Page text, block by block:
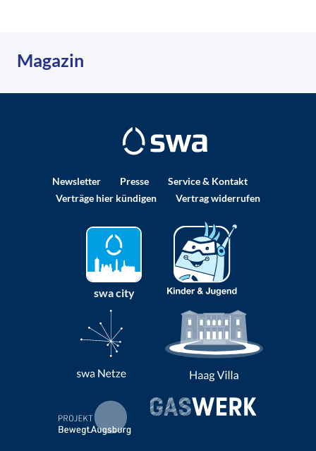
Magazin
Newsletter Presse
Service & Kontakt
Verträge hier kündigen
Vertrag widerrufen
swa city